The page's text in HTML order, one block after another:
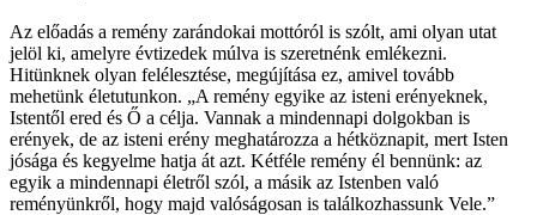
Az előadás a remény zarándokai mottóról is szólt, ami olyan utat
jelöl ki, amelyre évtizedek múlva is szeretnénk emlékezni.
Hitünknek olyan felélesztése, megújítása ez, amivel tovább
mehetünk életutunkon. „A remény egyike az isteni erényeknek,
Istentől ered és Ő a célja. Vannak a mindennapi dolgokban is
erények, de az isteni erény meghatározza a hétköznapit, mert Isten
jósága és kegyelme hatja át azt. Kétféle remény él bennünk: az
egyik a mindennapi életről szól, a másik az Istenben való
reményünkről, hogy majd valóságosan is találkozhassunk Vele.”